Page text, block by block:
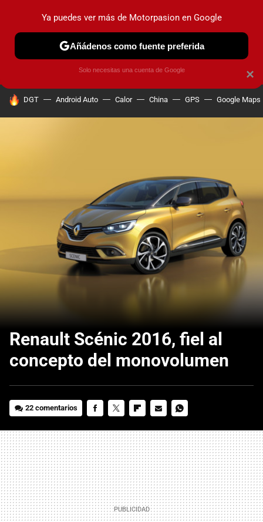
PRUEBAS COCHES ELÉCTRICOS OBSERVATORIO
HOY SE HABLA DE
DGT Android Auto Calor China GPS Google Maps
Renault Scénic 2016, fiel al
concepto del monovolumen
22 comentarios
MAIL
×
Ya puedes ver más de Motorpasion en Google
Añádenos como fuente preferida
Solo necesitas una cuenta de Google